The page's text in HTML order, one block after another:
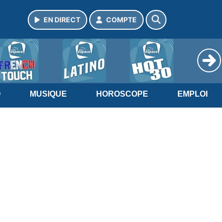
EN DIRECT COMPTE
MUSIQUE HOROSCOPE EMPLOI